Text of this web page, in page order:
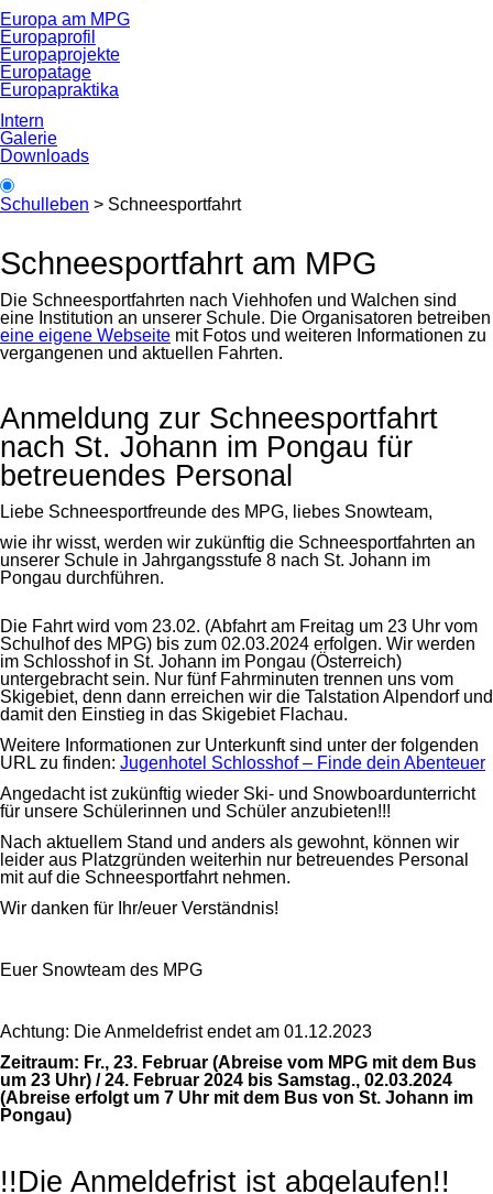
Europa am MPG
Europaprofil
Europaprojekte
Europatage
Europapraktika
Intern
Galerie
Downloads
Schulleben > Schneesportfahrt
Schneesportfahrt am MPG
Die Schneesportfahrten nach Viehhofen und Walchen sind
eine Institution an unserer Schule. Die Organisatoren betreiben
eine eigene Webseite mit Fotos und weiteren Informationen zu
vergangenen und aktuellen Fahrten.
Anmeldung zur Schneesportfahrt
nach St. Johann im Pongau für
betreuendes Personal
Liebe Schneesportfreunde des MPG, liebes Snowteam,
wie ihr wisst, werden wir zukünftig die Schneesportfahrten an
unserer Schule in Jahrgangsstufe 8 nach St. Johann im
Pongau durchführen.
Die Fahrt wird vom 23.02. (Abfahrt am Freitag um 23 Uhr vom
Schulhof des MPG) bis zum 02.03.2024 erfolgen. Wir werden
im Schlosshof in St. Johann im Pongau (Österreich)
untergebracht sein. Nur fünf Fahrminuten trennen uns vom
Skigebiet, denn dann erreichen wir die Talstation Alpendorf und
damit den Einstieg in das Skigebiet Flachau.
Weitere Informationen zur Unterkunft sind unter der folgenden
URL zu finden: Jugenhotel Schlosshof – Finde dein Abenteuer
Angedacht ist zukünftig wieder Ski- und Snowboardunterricht
für unsere Schülerinnen und Schüler anzubieten!!!
Nach aktuellem Stand und anders als gewohnt, können wir
leider aus Platzgründen weiterhin nur betreuendes Personal
mit auf die Schneesportfahrt nehmen.
Wir danken für Ihr/euer Verständnis!
Euer Snowteam des MPG
Achtung: Die Anmeldefrist endet am 01.12.2023
Zeitraum: Fr., 23. Februar (Abreise vom MPG mit dem Bus
um 23 Uhr) / 24. Februar 2024 bis Samstag., 02.03.2024
(Abreise erfolgt um 7 Uhr mit dem Bus von St. Johann im
Pongau)
!!Die Anmeldefrist ist abgelaufen!!